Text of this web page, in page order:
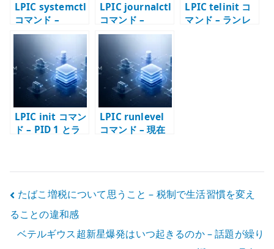
LPIC systemctl
コマンド –
systemd unit
を操作する
LPIC journalctl
コマンド –
systemd
journal を確認
する
LPIC telinit コ
マンド – ランレ
LPIC init コマン
ド – PID 1 とラ
LPIC runlevel
コマンド – 現在
投
稿
たばこ増税について思うこと – 税制で生活習慣を変え
ることの違和感
ベテルギウス超新星爆発はいつ起きるのか – 話題が繰り